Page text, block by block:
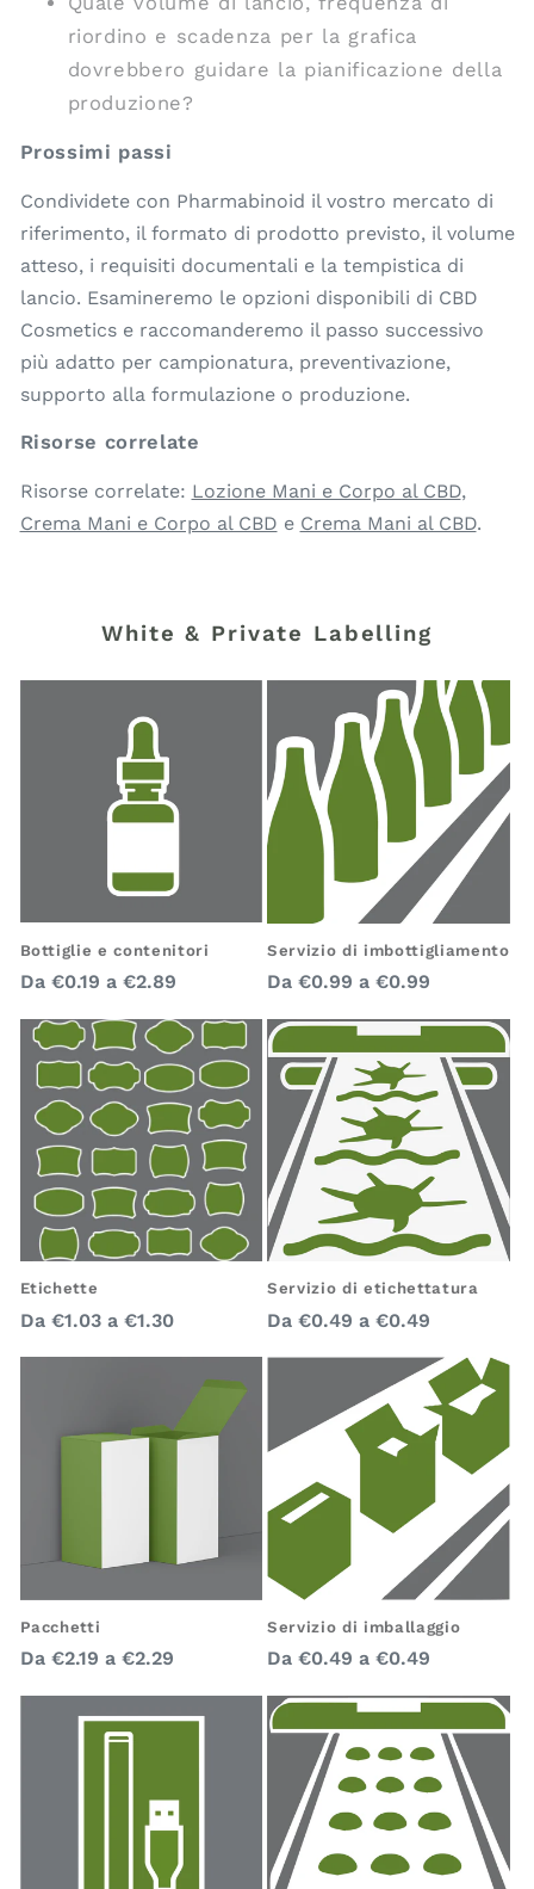
riordino e scadenza per la grafica
dovrebbero guidare la pianificazione della
produzione?
Prossimi passi
Condividete con Pharmabinoid il vostro mercato di
riferimento, il formato di prodotto previsto, il volume
atteso, i requisiti documentali e la tempistica di
lancio. Esamineremo le opzioni disponibili di CBD
Cosmetics e raccomanderemo il passo successivo
più adatto per campionatura, preventivazione,
supporto alla formulazione o produzione.
Risorse correlate
Risorse correlate: Lozione Mani e Corpo al CBD,
Crema Mani e Corpo al CBD e Crema Mani al CBD.
White & Private Labelling
Bottiglie e contenitori
Prezzo
Da €0.19 a €2.89
Servizio di imbottigliamento
Prezzo
Da €0.99 a €0.99
Etichette
Prezzo
Da €1.03a €1.30
Servizio di etichettatura
Prezzo
Da €0.49 a €0.49
Pacchetti
Prezzo
Da €2.19 a €2.29
Servizio di imballaggio
Prezzo
Da €0.49 a €0.49